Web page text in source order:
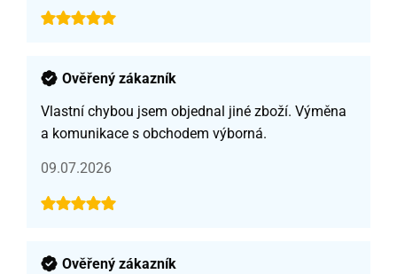
Ověřený zákazník
Vlastní chybou jsem objednal jiné zboží. Výměna
a komunikace s obchodem výborná.
09.07.2026
Ověřený zákazník